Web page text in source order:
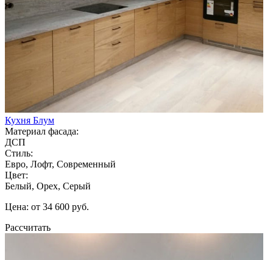
Кухня Блум
Материал фасада:
ДСП
Стиль:
Евро, Лофт, Современный
Цвет:
Белый, Орех, Серый
Цена: от 34 600 руб.
Рассчитать